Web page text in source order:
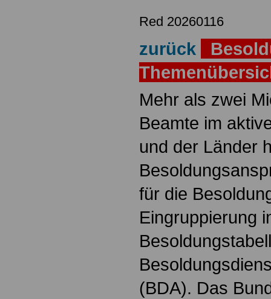
Red 20260116
zurück
Mehr als zwei
Beamte im
und der Länder
für die
Eingruppierung
(BDA). Das